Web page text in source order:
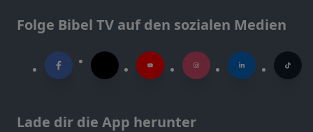
Folge Bibel TV auf den sozialen Medien
Lade dir die App herunter